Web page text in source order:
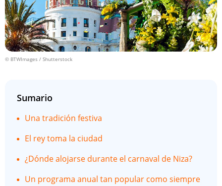
© BTWImages / Shutterstock
Sumario
Una tradición festiva
El rey toma la ciudad
¿Dónde alojarse durante el carnaval de Niza?
Un programa anual tan popular como siempre